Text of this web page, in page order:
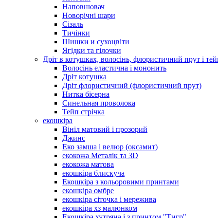
Наповнювач
Новорічні шари
Сізаль
Тичінки
Шишки и сухоцвіти
Ягідки та гілочки
Дріт в котушках, волосінь, флористичний прут і
Волосінь еластична і мононить
Дріт котушка
Дріт флористичний (флористичний прут)
Нитка бісерна
Синельная проволока
Тейп стрічка
екошкіра
Вініл матовий і прозорий
Джинс
Еко замша і велюр (оксамит)
екокожа Металік та 3D
екокожа матова
екошкіра блискуча
Екошкіра з кольоровими принтами
екошкіра омбре
екошкіра сіточка і мережива
екошкіра хз малюнком